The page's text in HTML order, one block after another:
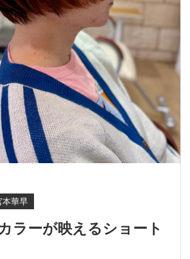
本華早
ラーが映えるショート